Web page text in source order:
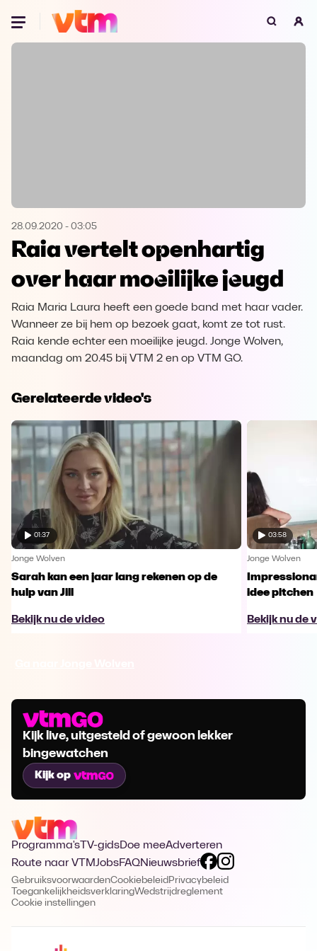
Oeps, browser niet ondersteund
Microsoft Edge Download
Opera Download
28.09.2020 - 03:05
Raia vertelt openhartig
over haar moeilijke jeugd
Raia Maria Laura heeft een goede band met haar vader.
Wanneer ze bij hem op bezoek gaat, komt ze tot rust.
Raia kende echter een moeilijke jeugd. Jonge Wolven,
maandag om 20.45 bij VTM 2 en op VTM GO.
Gerelateerde video's
01:37
Jonge Wolven
Sarah kan een jaar lang rekenen op de
hulp van Jill
Bekijk nu de video
03:58
Jonge Wolven
idee pitchen
Bekijk nu de
Kijk live, uitgesteld of gewoon lekker
bingewatchen
Kijk op
Programma's TV-gidsDoe meeAdverteren
Route naar VTMJobsFAQNieuwsbrief
GebruiksvoorwaardenCookiebeleid Privacybeleid
ToegankelijkheidsverklaringWedstrijdreglement
Cookie instellingen